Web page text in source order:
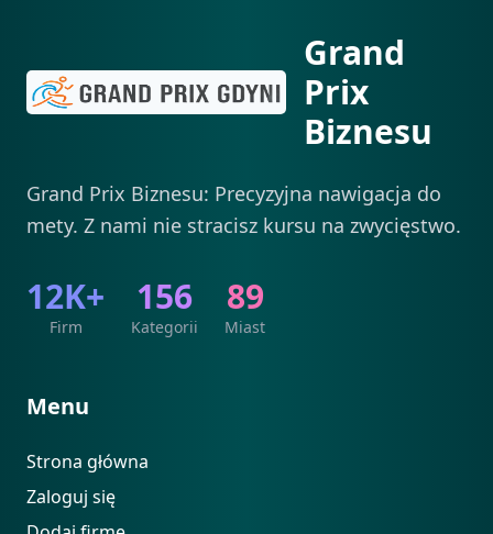
Grand
Prix
Biznesu
Grand Prix Biznesu: Precyzyjna nawigacja do
mety. Z nami nie stracisz kursu na zwycięstwo.
12K+
Firm
156
Kategorii
89
Miast
Menu
Strona główna
Zaloguj się